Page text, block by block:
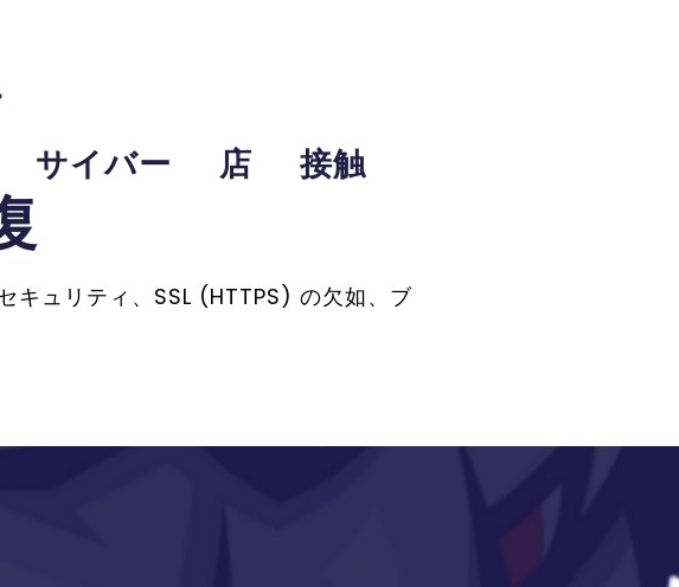
サイバー 店 接触
キュリティ、SSL (HTTPS) の欠如、ブ